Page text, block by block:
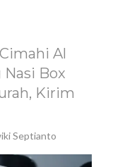
Al
Box
Kirim
Septianto